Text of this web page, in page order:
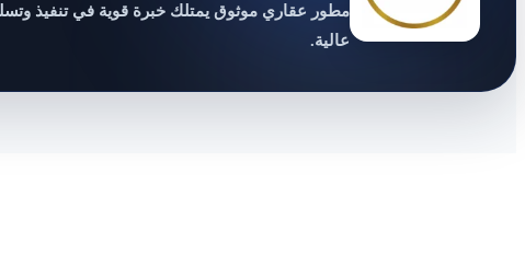
مطور عقاري موثوق يمتلك خبرة قوية في تنفيذ
عالية.